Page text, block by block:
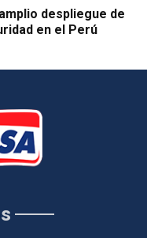
despliegue de
en el Perú